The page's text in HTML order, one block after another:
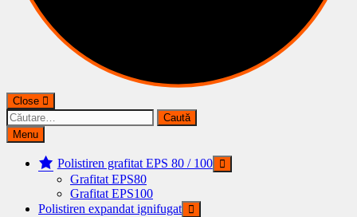
Close
Caută
după:
Menu
Polistiren grafitat EPS 80 / 100
Grafitat EPS80
Grafitat EPS100
Polistiren expandat ignifugat